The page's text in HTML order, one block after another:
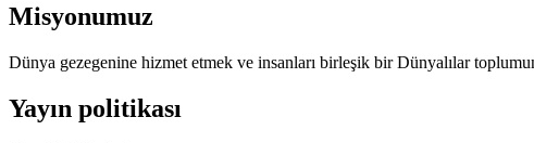
Misyonumuz
Dünya gezegenine hizmet etmek ve insanları birleşik bir Dünyalılar
Yayın politikası